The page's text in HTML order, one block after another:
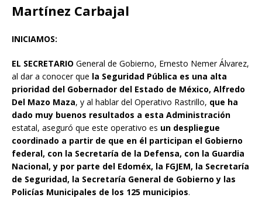
Martínez Carbajal
INICIAMOS:
EL SECRETARIO General de Gobierno, Ernesto Nemer Álvarez,
al dar a conocer que la Seguridad Pública es una alta
prioridad del Gobernador del Estado de México, Alfredo
Del Mazo Maza, y al hablar del Operativo Rastrillo, que ha
dado muy buenos resultados a esta Administración
estatal, aseguró que este operativo es un despliegue
coordinado a partir de que en él participan el Gobierno
federal, con la Secretaría de la Defensa, con la Guardia
Nacional, y por parte del Edoméx, la FGJEM, la Secretaría
de Seguridad, la Secretaría General de Gobierno y las
Policías Municipales de los 125 municipios.